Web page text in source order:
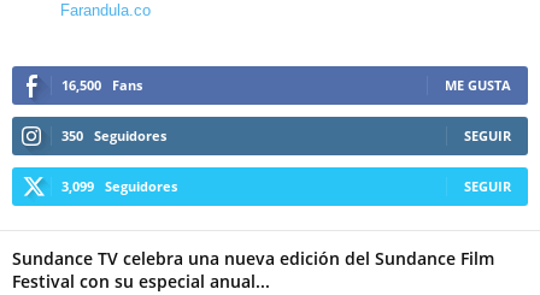
Farandula.co
16,500 Fans ME GUSTA
350 Seguidores SEGUIR
3,099 Seguidores SEGUIR
Sundance TV celebra una nueva edición del Sundance Film
Festival con su especial anual...